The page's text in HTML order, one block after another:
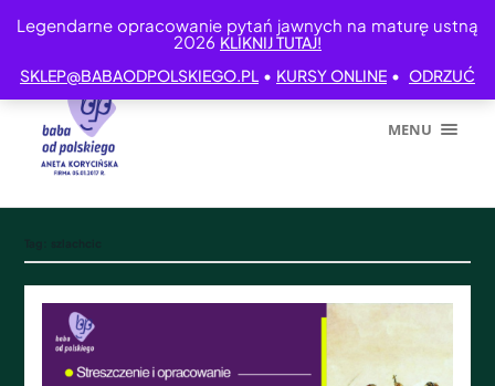
Legendarne opracowanie pytań jawnych na maturę ustną
2026 KLIKNIJ TUTAJ!
SKLEP@BABAODPOLSKIEGO.PL • KURSY ONLINE • ODRZUĆ
MENU